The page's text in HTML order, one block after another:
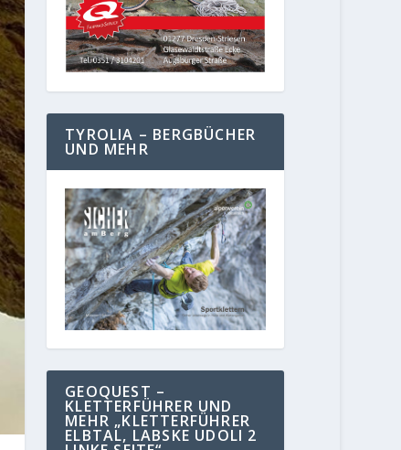
TYROLIA – BERGBÜCHER
UND MEHR
GEOQUEST –
KLETTERFÜHRER UND
MEHR „KLETTERFÜHRER
ELBTAL, LABSKE UDOLI 2